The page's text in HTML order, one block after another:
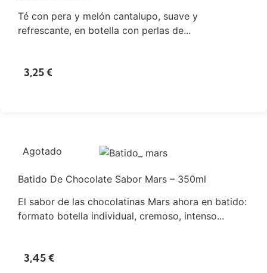
Té con pera y melón cantalupo, suave y
refrescante, en botella con perlas de...
3,25€
Agotado
Batido De Chocolate Sabor Mars – 350ml
El sabor de las chocolatinas Mars ahora en batido:
formato botella individual, cremoso, intenso...
3,45€